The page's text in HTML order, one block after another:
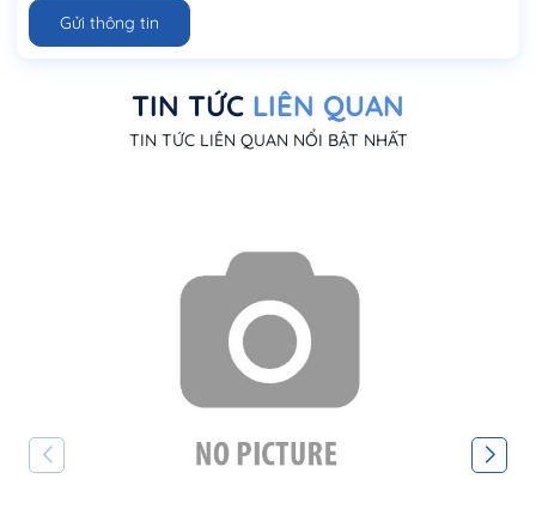
Gửi thông tin
TIN TỨC LIÊN QUAN
TIN TỨC LIÊN QUAN NỔI BẬT NHẤT